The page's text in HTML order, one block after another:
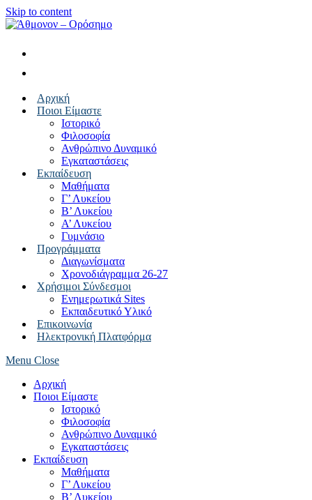
Skip to content
Αρχική
Ποιοι Είμαστε
Ιστορικό
Φιλοσοφία
Ανθρώπινο Δυναμικό
Εγκαταστάσεις
Εκπαίδευση
Μαθήματα
Γ’ Λυκείου
Β’ Λυκείου
Α’ Λυκείου
Γυμνάσιο
Προγράμματα
Διαγωνίσματα
Χρονοδιάγραμμα 26-27
Χρήσιμοι Σύνδεσμοι
Ενημερωτικά Sites
Εκπαιδευτικό Υλικό
Επικοινωνία
Ηλεκτρονική Πλατφόρμα
Menu Close
Αρχική
Ποιοι Είμαστε
Ιστορικό
Φιλοσοφία
Ανθρώπινο Δυναμικό
Εγκαταστάσεις
Εκπαίδευση
Μαθήματα
Γ’ Λυκείου
Β’ Λυκείου